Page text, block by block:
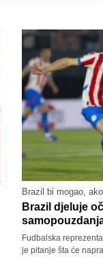
Brazil bi mogao,
Brazil djeluje
Fudbalska
je pitanje šta će